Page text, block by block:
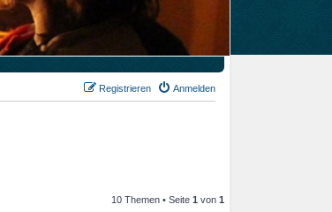
Anmelden
Registrieren
10 Themen • Seite 1 von 1